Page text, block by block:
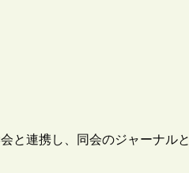
と連携し、同会のジャーナル